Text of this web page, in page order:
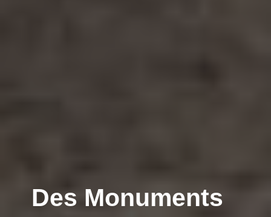
Des Monuments